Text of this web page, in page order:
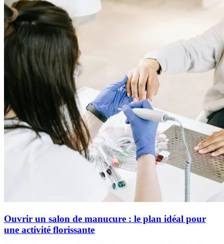
Ouvrir un salon de manucure : le plan idéal pour
une activité florissante